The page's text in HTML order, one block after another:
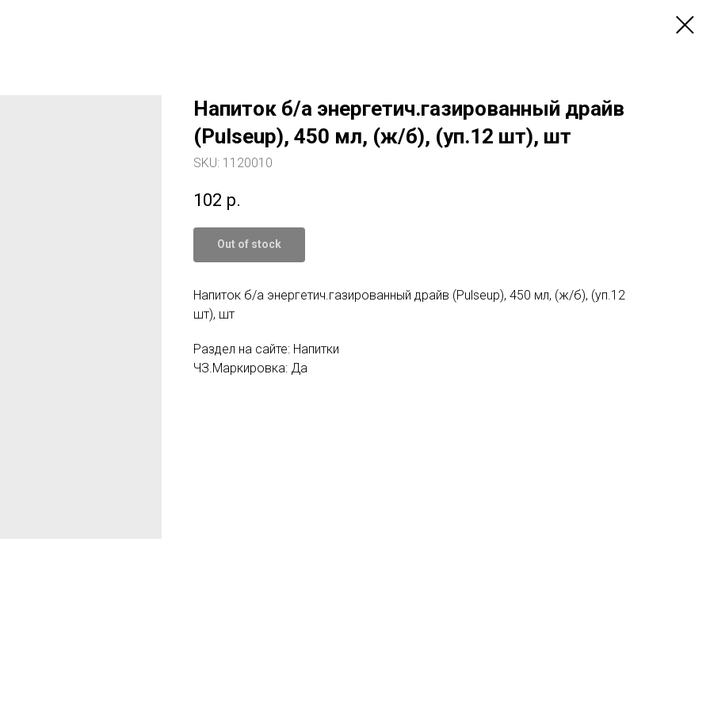
Напиток б/а энергетич.газированный драйв
(Pulseup), 450 мл, (ж/б), (уп.12 шт), шт
SKU: 1120010
102 р.
Out of stock
Напиток б/а энергетич.газированный драйв (Pulseup), 450 мл, (ж/б), (уп.12
шт), шт
Раздел на сайте: Напитки
ЧЗ.Маркировка: Да